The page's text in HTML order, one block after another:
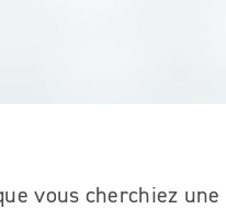
vous cherchiez une